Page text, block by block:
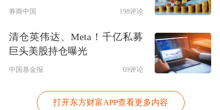
券商中国 198评论
清仓英伟达、Meta！千亿私募
巨头美股持仓曝光
中国基金报 69评论
打开东方财富APP查看更多内容